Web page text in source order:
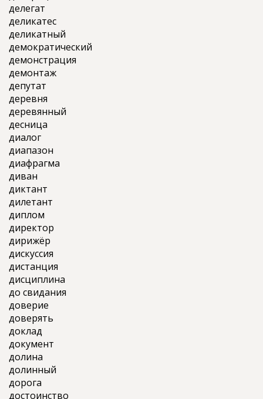
делегат
деликатес
деликатный
демократический
демонстрация
демонтаж
депутат
деревня
деревянный
десница
диалог
диапазон
диафрагма
диван
диктант
дилетант
диплом
директор
дирижёр
дискуссия
дистанция
дисциплина
до свидания
доверие
доверять
доклад
документ
долина
долинный
дорога
достоинство